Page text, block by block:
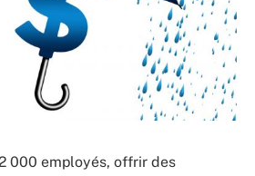
000 employés, offrir des